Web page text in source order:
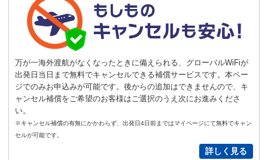
Bluetoothイヤホン対応
トランスミッター
220円/日（税込）
－ 0 ＋
便利 返却不要
気圧コントロール機能付き耳栓
万が一海外渡航がなくなったときに備えられる、グローバルWiFiが
出発日当日まで無料でキャンセルできる補償サービスです。本ペー
ジでのみお申込みが可能です。後からの追加はできませんので、キ
ャンセル補償をご希望のお客様はご選択のうえ次にお進みくださ
い。
※キャンセル補償の有無にかかわらず、出発日4日前まではマイページにて無料でキャン
セルが可能です。
詳しく見る